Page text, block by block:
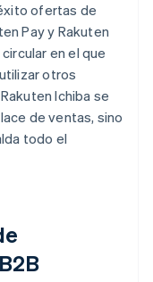
ofertas de
Pay y Rakuten
en el que
otros
Ichiba se
de ventas, sino
todo el